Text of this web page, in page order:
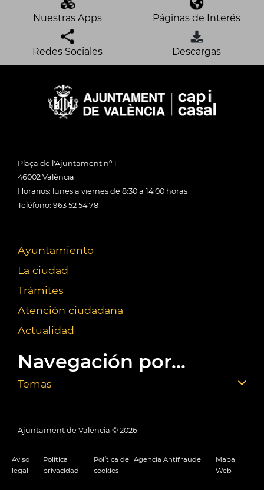
Nuestras Apps Páginas de Interés
Redes Sociales Descargas
Plaça de l'Ajuntament nº 1
46002 València
Horarios: lunes a viernes de 8:30 a 14:00 horas
Teléfono: 963 52 54 78
Ayuntamiento
La ciudad
Trámites
Atención ciudadana
Actualidad
Navegación por...
Temas
Ajuntament de València © 2026
Aviso
legal
Política
privacidad
Política de
cookies
Agencia Antifraude
Mapa
Web